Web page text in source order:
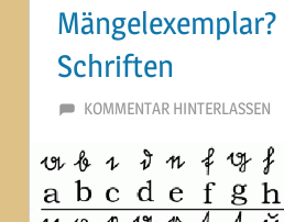
Schriften
15. DEZEMBER 2019
MARTINA BERG
KOMMENTAR HINTERLASSEN